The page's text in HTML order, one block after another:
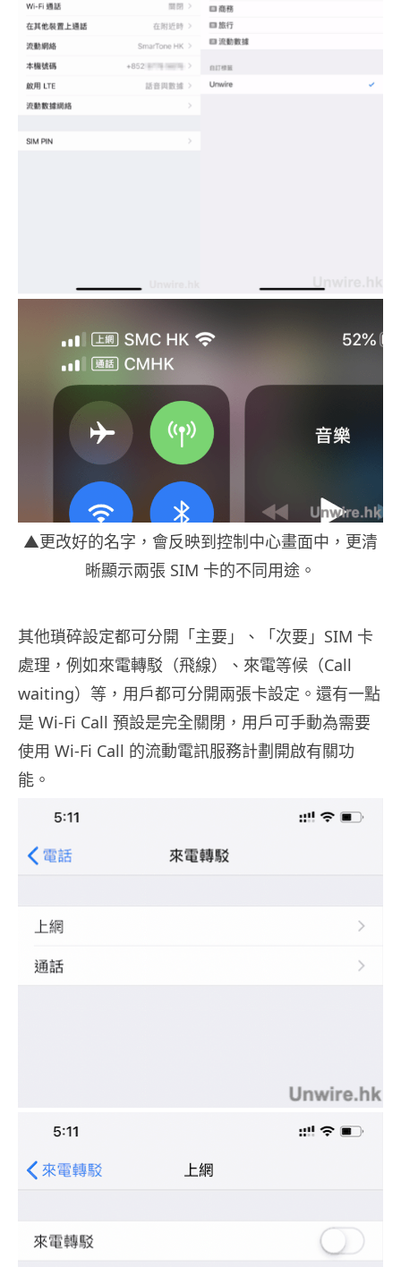
▲更改好的名字，會反映到控制中心畫面中，更清
晰顯示兩張 SIM 卡的不同用途。
其他瑣碎設定都可分開「主要」、「次要」SIM 卡
處理，例如來電轉駁（飛線）、來電等候（Call
waiting）等，用戶都可分開兩張卡設定。還有一點
是 Wi-Fi Call 預設是完全關閉，用戶可手動為需要
使用 Wi-Fi Call 的流動電訊服務計劃開啟有關功
能。